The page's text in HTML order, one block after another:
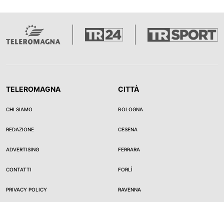
TELEROMAGNA
CHI SIAMO
REDAZIONE
ADVERTISING
CONTATTI
PRIVACY POLICY
CITTÀ
BOLOGNA
CESENA
FERRARA
FORLÌ
RAVENNA